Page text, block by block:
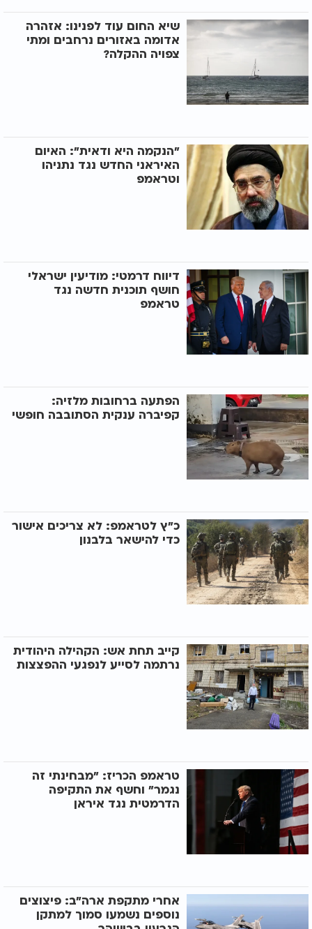
שיא החום עוד לפנינו: אזהרה
אדומה באזורים נרחבים ומתי
צפויה ההקלה?
"הנקמה היא ודאית": האיום
האיראני החדש נגד נתניהו
וטראמפ
דיווח דרמטי: מודיעין ישראלי
חושף תוכנית חדשה נגד
טראמפ
הפתעה ברחובות מלזיה:
קפיברה ענקית הסתובבה חופשי
כ"ץ לטראמפ: לא צריכים אישור
כדי להישאר בלבנון
קייב תחת אש: הקהילה היהודית
נרתמה לסייע לנפגעי ההפצצות
טראמפ הכריז: "מבחינתי זה
נגמר" וחשף את התקיפה
הדרמטית נגד איראן
אחרי מתקפת ארה"ב: פיצוצים
נוספים נשמעו סמוך למתקן